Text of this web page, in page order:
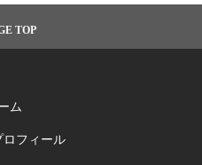
TOP
ム
ロフィール